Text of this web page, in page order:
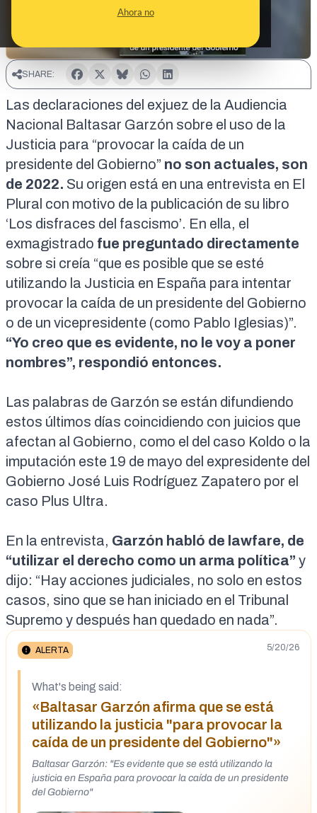
Ahora no
SHARE:
Las declaraciones del exjuez de la Audiencia
Nacional Baltasar Garzón sobre el uso de la
Justicia para “provocar la caída de un
presidente del Gobierno” no son actuales, son
de 2022. Su origen está en una entrevista en El
Plural con motivo de la publicación de su libro
‘Los disfraces del fascismo’. En ella, el
exmagistrado fue preguntado directamente
sobre si creía “que es posible que se esté
utilizando la Justicia en España para intentar
provocar la caída de un presidente del Gobierno
o de un vicepresidente (como Pablo Iglesias)”.
“Yo creo que es evidente, no le voy a poner
nombres”, respondió entonces.
Las palabras de Garzón se están difundiendo
estos últimos días coincidiendo con juicios que
afectan al Gobierno, como el del caso Koldo o la
imputación este 19 de mayo del expresidente del
Gobierno José Luis Rodríguez Zapatero por el
caso Plus Ultra.
En la entrevista, Garzón habló de lawfare, de
“utilizar el derecho como un arma política” y
dijo: “Hay acciones judiciales, no solo en estos
casos, sino que se han iniciado en el Tribunal
Supremo y después han quedado en nada”.
ALERTA 5/20/26
What's being said:
«Baltasar Garzón afirma que se está
utilizando la justicia "para provocar la
caída de un presidente del Gobierno"»
Baltasar Garzón: "Es evidente que se está utilizando la
justicia en España para provocar la caída de un presidente
del Gobierno"